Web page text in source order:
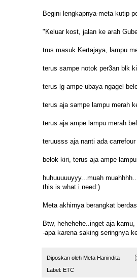
Begini lengkapnya-meta kutip
"Keluar kost, jalan ke arah
trus masuk Kertajaya, lampu
terus sampe notok per3an blk
terus lg ampe ubaya ngagel
terus aja sampe lampu merah
terus aja ampe lampu merah
teruusss aja nanti ada
belok kiri, terus aja ampe
huhuuuuuyyy...muah
this is what i need:)
Meta akhirnya berangkat
Btw, hehehehe..inget aja
-apa karena saking seringnya
Diposkan oleh Meta Hanindita
Label: ETC